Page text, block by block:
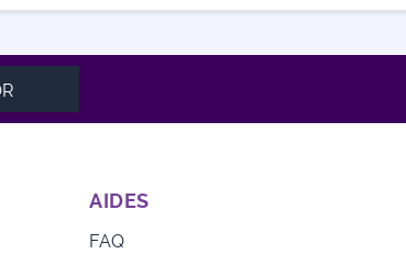
AIDES
FAQ